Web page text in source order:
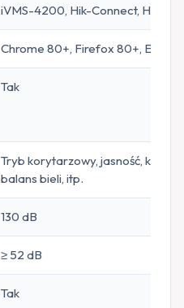
iVMS-4200, Hik-Connect, Hik-
Chrome 80+, Firefox 80+, Edge
Tak
Tryb korytarzowy, jasność,
balans bieli, itp.
130 dB
≥ 52 dB
Tak